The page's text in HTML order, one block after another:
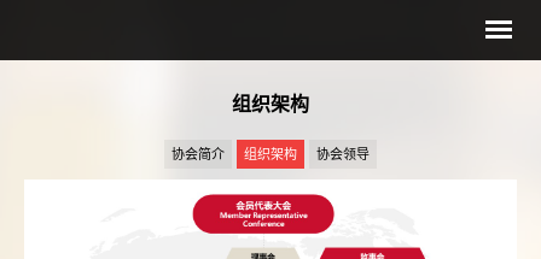
组织架构
协会简介 组织架构 协会领导